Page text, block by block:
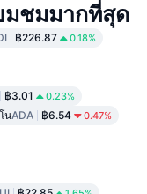
มชมมากที่สุด
฿226.87 0.18%
฿3.01 0.23%
นADA ฿6.54 0.47%